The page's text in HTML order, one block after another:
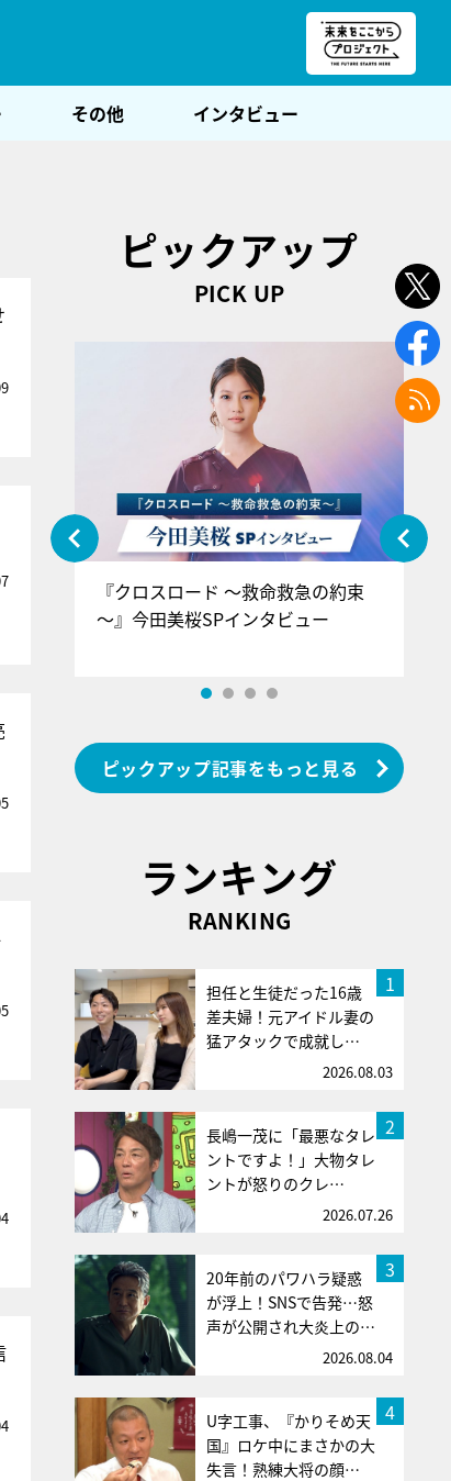
その他 インタビュー
ピックアップ
PICK UP
『クロスロード ～救命救急の約束
～』今田美桜SPインタビュー
ピックアップ記事をもっと見る
ランキング
RANKING
1
担任と生徒だった16歳
差夫婦！元アイドル妻の
猛アタックで成就し…
2026.08.03
2
長嶋一茂に「最悪なタレ
ントですよ！」大物タレ
ントが怒りのクレ…
2026.07.26
3
20年前のパワハラ疑惑
が浮上！SNSで告発…怒
声が公開され大炎上の…
2026.08.04
4
U字工事、『かりそめ天
国』ロケ中にまさかの大
失言！熟練大将の顔…